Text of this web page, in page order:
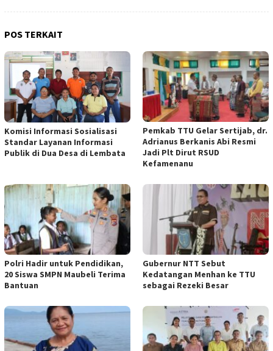
POS TERKAIT
Komisi Informasi Sosialisasi
Standar Layanan Informasi
Publik di Dua Desa di Lembata
Pemkab TTU Gelar Sertijab, dr.
Adrianus Berkanis Abi Resmi
Jadi Plt Dirut RSUD
Kefamenanu
Polri Hadir untuk Pendidikan,
20 Siswa SMPN Maubeli Terima
Bantuan
Gubernur NTT Sebut
Kedatangan Menhan ke TTU
sebagai Rezeki Besar